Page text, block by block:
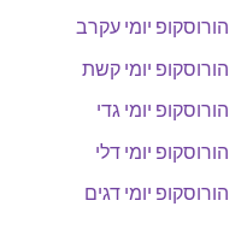
הורוסקופ יומי עקרב
הורוסקופ יומי קשת
הורוסקופ יומי גדי
הורוסקופ יומי דלי
הורוסקופ יומי דגים